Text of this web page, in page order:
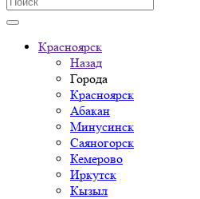
Красноярск
Назад
Города
Красноярск
Абакан
Минусинск
Саяногорск
Кемерово
Иркутск
Кызыл